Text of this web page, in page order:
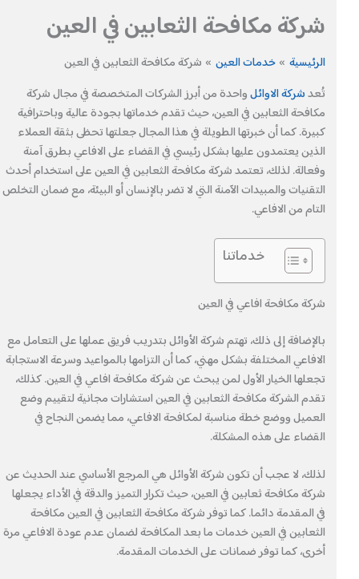
شركة مكافحة الثعابين في العين
الرئيسية خدمات العين
شركة مكافحة الثعابين في العين
تُعدشركة الاوائلواحدة من أبرز الشركات المتخصصة في مجال شركة
مكافحة الثعابين في العين، حيث تقدم خدماتها بجودة عالية وباحترافية
كبيرة. كما أن خبرتها الطويلة في هذا المجال جعلتها تحظى بثقة العملاء
الذين يعتمدون عليها بشكل رئيسي في القضاء على الافاعي بطرق آمنة
وفعالة. لذلك، تعتمد شركة مكافحة الثعابين في العين على استخدام أحدث
التقنيات والمبيدات الآمنة التي لا تضر بالإنسان أو البيئة، مع ضمان التخلص
التام من الافاعي.
خدماتنا
شركة مكافحة افاعي في العين
بالإضافة إلى ذلك، تهتم شركة الأوائل بتدريب فريق عملها على التعامل مع
الافاعي المختلفة بشكل مهني، كما أن التزامها بالمواعيد وسرعة الاستجابة
تجعلها الخيار الأول لمن يبحث عن شركة مكافحة افاعي في العين. كذلك،
تقدم الشركة مكافحة الثعابين في العين استشارات مجانية لتقييم وضع
العميل ووضع خطة مناسبة لمكافحة الافاعي، مما يضمن النجاح في
القضاء على هذه المشكلة.
لذلك، لا عجب أن تكون شركة الأوائل هي المرجع الأساسي عند الحديث عن
شركة مكافحة ثعابين في العين، حيث تكرار التميز والدقة في الأداء يجعلها
في المقدمة دائما. كما توفر شركة مكافحة الثعابين في العين مكافحة
الثعابين في العين خدمات ما بعد المكافحة لضمان عدم عودة الافاعي مرة
أخرى، كما توفر ضمانات على الخدمات المقدمة.